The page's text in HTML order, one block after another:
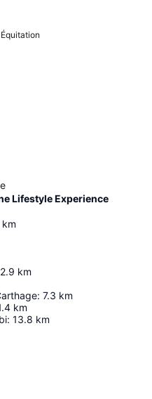
Équitation
Lifestyle Experience
km
2.9 km
: 7.3 km
km
: 13.8 km